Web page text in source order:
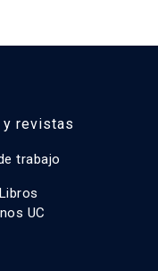
revistas
trabajo
UC